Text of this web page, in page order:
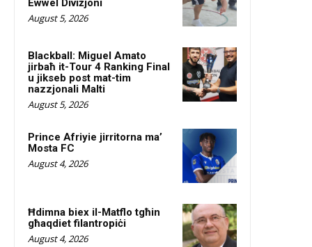
Ewwel Diviżjoni
August 5, 2026
Blackball: Miguel Amato
jirbaħ it-Tour 4 Ranking Final
u jikseb post mat-tim
nazzjonali Malti
August 5, 2026
Prince Afriyie jirritorna ma’
Mosta FC
August 4, 2026
Ħdimna biex il-Matflo tgħin
għaqdiet filantropiċi
August 4, 2026